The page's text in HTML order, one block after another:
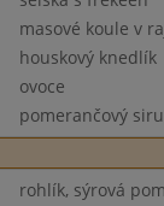
masové koule v
houskový knedlík
ovoce
pomerančový
rohlík, sýrová